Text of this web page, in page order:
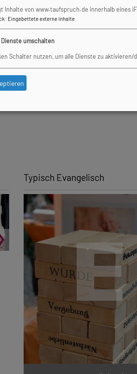
Typisch Evangelisch
Inhalte von www.taufspruch.de innerhalb eines
: Eingebettete externe Inhalte
umschalten
Schalter nutzen, um alle Dienste zu aktivieren/